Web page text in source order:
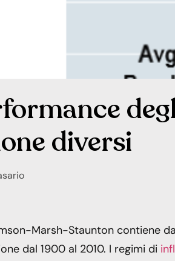
diversi
Marsh-Staunton contiene
dal 1900 al 2010. I regimi di